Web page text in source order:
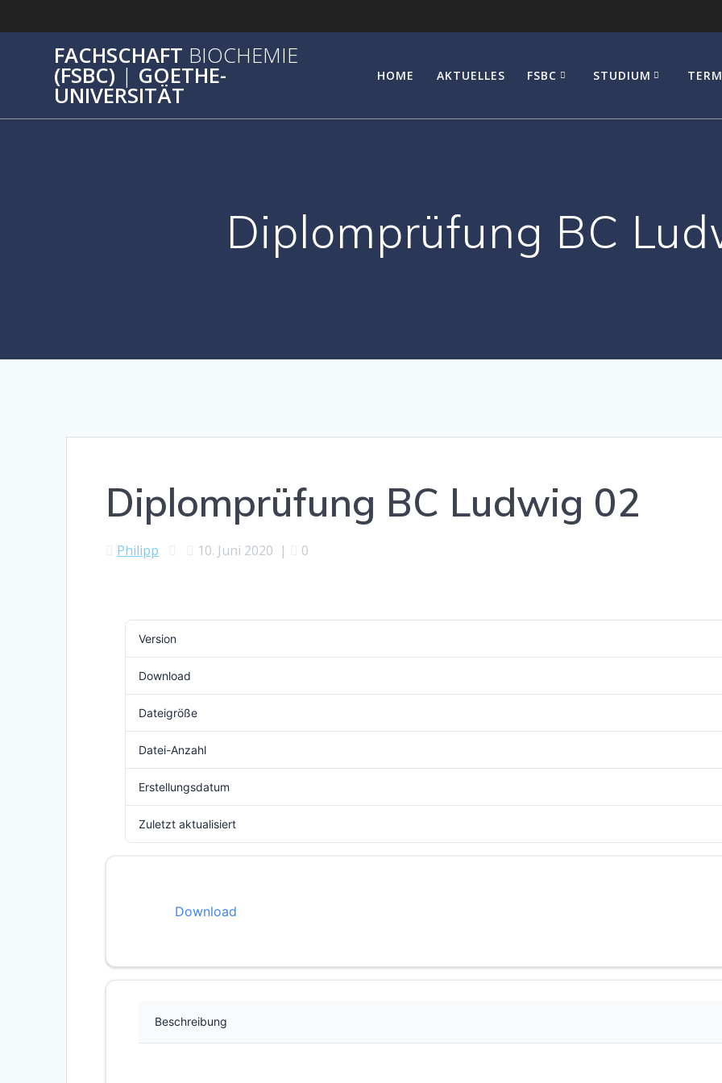
Inhalt
FACHSCHAFT BIOCHEMIE
(FSBC) | GOETHE-
UNIVERSITÄT
HOME AKTUELLES FSBC STUDIUM
Diplomprüfung BC
Diplomprüfung BC Ludwig 02
Philipp 10. Juni 2020 | 0
Version
Download
Dateigröße
Datei-Anzahl
Erstellungsdatum
Zuletzt aktualisiert
Download
Beschreibung